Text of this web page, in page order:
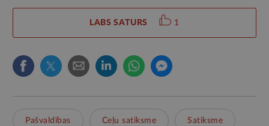
LABS SATURS 1
Pašvaldības Ceļu satiksme Satiksme